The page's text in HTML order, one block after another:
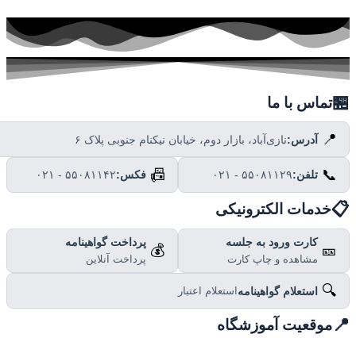
تماس با ما
📍 آدرس:نازی‌آباد، بازار دوم، خیابان نیکنام جنوبی پلاک ۶
📞 تلفن:۰۲۱ - ۵۵۰۸۱۱۲۹ 📠 فکس:۰۲۱ - ۵۵۰۸۱۱۴۲
خدمات الکترونیکی
🎫 کارت ورود به جلسه
مشاهده و چاپ کارت
💰 پرداخت گواهینامه
پرداخت آنلاین
🔍 استعلام گواهینامهاستعلام اعتبار
موقعیت آموزشگاه